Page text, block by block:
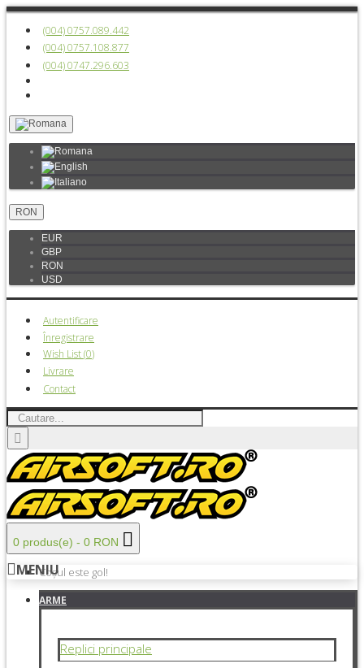
(004) 0757.089.442
(004) 0757.108.877
(004) 0747.296.603
RON
EUR
GBP
RON
USD
Autentificare
Înregistrare
Wish List (0)
Livrare
Contact
0 produs(e) - 0 RON
Coșul este gol!
MENIU
ARME
Replici principale